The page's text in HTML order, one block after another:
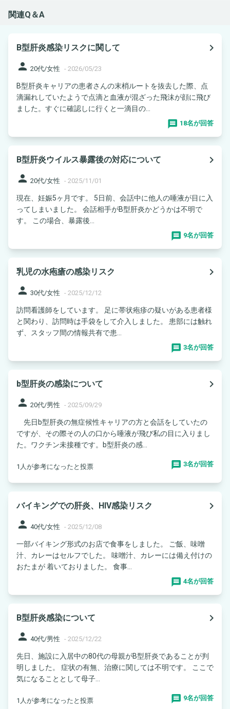
関連Q＆A
B型肝炎感染リスクに関して
navigate_next
person 20代/女性 - 2026/05/23
B型肝炎キャリアの患者さんの末梢ルートを抜去した際、点
滴漏れしていたようで点滴と血液が混ざった飛沫が顔に飛び
ました。すぐに確認しに行くと一滴目の...
18名が回答
B型肝炎ウイルス暴露後の対応について
navigate_next
person 20代/女性 - 2025/11/01
現在、妊娠5ヶ月です。 5日前、会話中に他人の唾液が目に入
ってしまいました。 会話相手がB型肝炎かどうかは不明で
す。 この場合、暴露後...
9名が回答
乳児の水疱瘡の感染リスク
navigate_next
person 30代/女性 - 2025/12/12
訪問看護師をしています。 足に帯状疱疹の疑いがある患者様
と関わり、訪問時は手袋をして介入しました。 患部には触れ
ず、スタッフ間の情報共有で患...
3名が回答
b型肝炎の感染について
navigate_next
person 20代/男性 - 2025/09/29
先日b型肝炎の無症候性キャリアの方と会話をしていたの
ですが、その際その人の口から唾液が飛び私の目に入りまし
た。ワクチン未接種です。b型肝炎の感...
1人が参考になったと投票 3名が回答
バイキングでの肝炎、HIV感染リスク
navigate_next
person 40代/女性 - 2025/12/08
一部バイキング形式のお店で食事をしました。 ご飯、味噌
汁、カレーはセルフでした。 味噌汁、カレーには備え付けの
おたまが 着いておりました。 食事...
4名が回答
B型肝炎感染について
navigate_next
person 40代/男性 - 2025/12/22
先日、施設に入居中の80代の母親がB型肝炎であることが判
明しました。 症状の有無、治療に関しては不明です。 ここで
気になることとして母子...
1人が参考になったと投票 9名が回答